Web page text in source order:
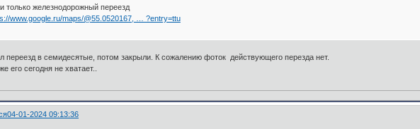
только железнодорожный переезд
www.google.ru/maps/@55.0520167, … ?entry=ttu
переезд в семидесятые, потом закрыли. К сожалению фоток действующего перезда нет.
его сегодня не хватает..
04-01-2024 09:13:36